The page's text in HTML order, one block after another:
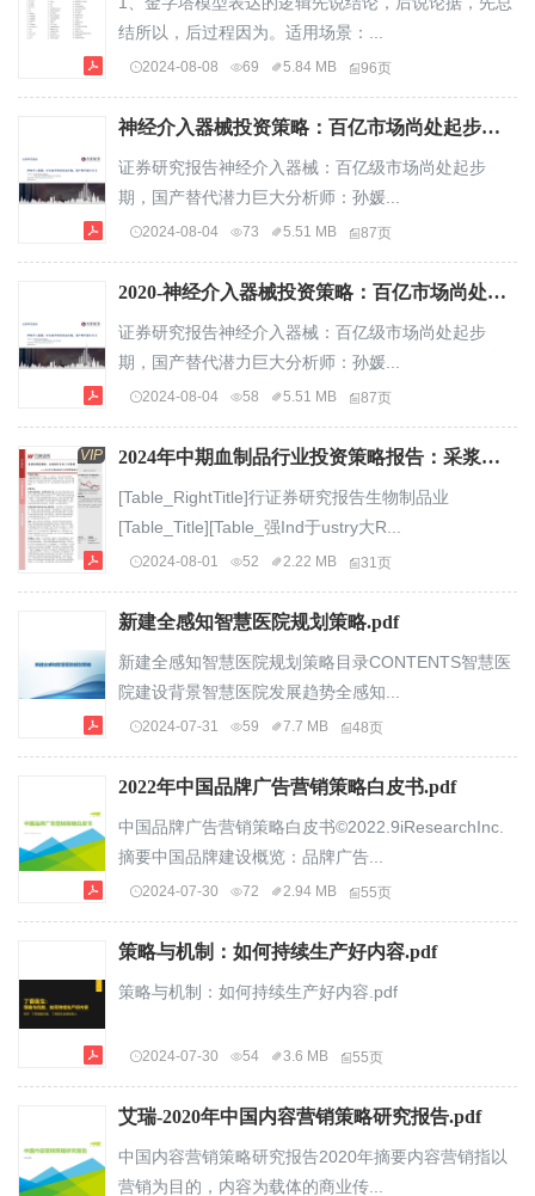
结所以，后过程因为。适用场景：...
2024-08-08 69 5.84 MB 96页
神经介入器械投资策略：百亿市场尚处起步期，国产替代潜力巨大.pdf
证券研究报告神经介入器械：百亿级市场尚处起步
期，国产替代潜力巨大分析师：孙媛...
2024-08-04 73 5.51 MB 87页
2020-神经介入器械投资策略：百亿市场尚处起步期，国产替代潜力巨大.pdf
证券研究报告神经介入器械：百亿级市场尚处起步
期，国产替代潜力巨大分析师：孙媛...
2024-08-04 58 5.51 MB 87页
VIP 2024年中期血制品行业投资策略报告：采浆和研发驱动，血制品行业处上升通道.pdf
[Table_RightTitle]行证券研究报告生物制品业
[Table_Title][Table_强Ind于ustry大R...
2024-08-01 52 2.22 MB 31页
新建全感知智慧医院规划策略.pdf
新建全感知智慧医院规划策略目录CONTENTS智慧医
院建设背景智慧医院发展趋势全感知...
2024-07-31 59 7.7 MB 48页
2022年中国品牌广告营销策略白皮书.pdf
中国品牌广告营销策略白皮书©2022.9iResearchInc.
摘要中国品牌建设概览：品牌广告...
2024-07-30 72 2.94 MB 55页
策略与机制：如何持续生产好内容.pdf
策略与机制：如何持续生产好内容.pdf
2024-07-30 54 3.6 MB 55页
艾瑞-2020年中国内容营销策略研究报告.pdf
中国内容营销策略研究报告2020年摘要内容营销指以
营销为目的，内容为载体的商业传...